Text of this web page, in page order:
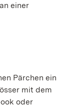
einer
Pärchen ein
mit dem
oder